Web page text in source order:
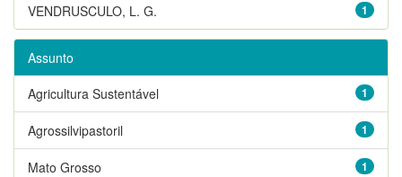
1
VENDRUSCULO, L. G.
Assunto
1
Agricultura Sustentável
1
Agrossilvipastoril
1
Mato Grosso